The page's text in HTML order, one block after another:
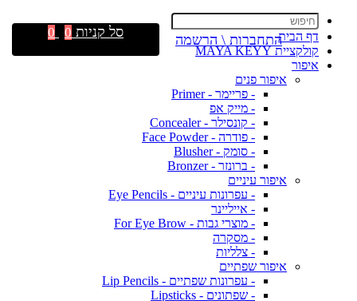
דף הבית
קולקציית MAYA KEYY
איפור
איפור פנים
- פריימר - Primer
- מייק אפ
- קונסילר - Concealer
- פודרה - Face Powder
- סומק - Blusher
- ברונזר - Bronzer
איפור עיניים
- עפרונות עיניים - Eye Pencils
- אייליינר
- מוצרי גבות - For Eye Brow
- מסקרה
- צלליות
איפור שפתיים
- עפרונות שפתיים - Lip Pencils
- שפתונים - Lipsticks
התחברות \ הרשמה סל קניות 0
0